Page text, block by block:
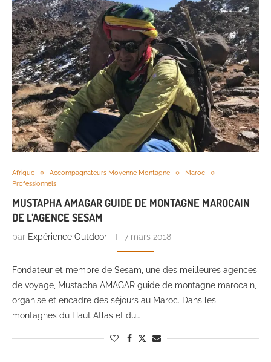
Afrique Accompagnateurs Moyenne Montagne
Maroc
Professionnels
MUSTAPHA AMAGAR GUIDE DE MONTAGNE MAROCAIN
DE L’AGENCE SESAM
par Expérience Outdoor 7 mars 2018
Fondateur et membre de Sesam, une des meilleures agences
de voyage, Mustapha AMAGAR guide de montagne marocain,
organise et encadre des séjours au Maroc. Dans les
montagnes du Haut Atlas et du…